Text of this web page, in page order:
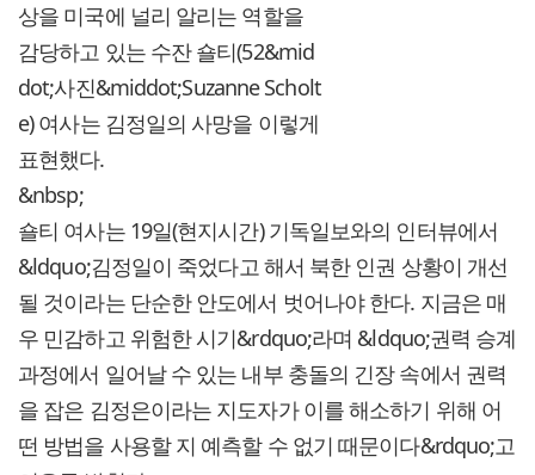
상을 미국에 널리 알리는 역할을
감당하고 있는 수잔 숄티(52&mid
dot;사진&middot;Suzanne Scholt
e) 여사는 김정일의 사망을 이렇게
표현했다.
&nbsp;
숄티 여사는 19일(현지시간) 기독일보와의 인터뷰에서
&ldquo;김정일이 죽었다고 해서 북한 인권 상황이 개선
될 것이라는 단순한 안도에서 벗어나야 한다. 지금은 매
우 민감하고 위험한 시기&rdquo;라며 &ldquo;권력 승계
과정에서 일어날 수 있는 내부 충돌의 긴장 속에서 권력
을 잡은 김정은이라는 지도자가 이를 해소하기 위해 어
떤 방법을 사용할 지 예측할 수 없기 때문이다&rdquo;고